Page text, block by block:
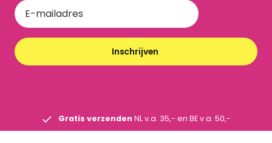
Inschrijven
Gratis verzenden NL v.a. 35,- en BE v.a. 50,-